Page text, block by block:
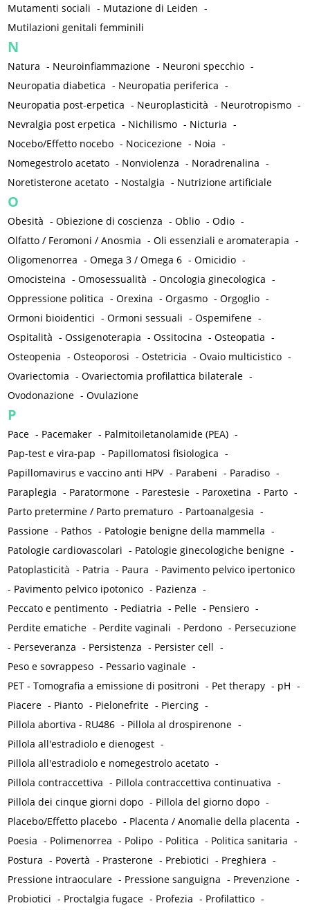
Mutamenti sociali - Mutazione di Leiden -
Mutilazioni genitali femminili
N
Natura - Neuroinfiammazione - Neuroni specchio -
Neuropatia diabetica - Neuropatia periferica -
Neuropatia post-erpetica - Neuroplasticità - Neurotropismo -
Nevralgia post erpetica - Nichilismo - Nicturia -
Nocebo/Effetto nocebo - Nocicezione - Noia -
Nomegestrolo acetato - Nonviolenza - Noradrenalina -
Noretisterone acetato - Nostalgia - Nutrizione artificiale
O
Obesità -Obiezione di coscienza -Oblio -Odio -
Olfatto / Feromoni / Anosmia -Oli essenziali e aromaterapia -
Oligomenorrea -Omega 3 / Omega 6 -Omicidio -
Omocisteina -Omosessualità -Oncologia ginecologica -
Oppressione politica -Orexina -Orgasmo -Orgoglio -
Ormoni bioidentici -Ormoni sessuali -Ospemifene -
Ospitalità -Ossigenoterapia -Ossitocina -Osteopatia -
Osteopenia -Osteoporosi -Ostetricia -Ovaio multicistico -
Ovariectomia -Ovariectomia profilattica bilaterale -
Ovodonazione -Ovulazione
P
Pace - Pacemaker - Palmitoiletanolamide (PEA) -
Pap-test e vira-pap - Papillomatosi fisiologica -
Papillomavirus e vaccino anti HPV - Parabeni - Paradiso -
Paraplegia - Paratormone - Parestesie - Paroxetina - Parto -
Parto pretermine / Parto prematuro - Partoanalgesia -
Passione - Pathos - Patologie benigne della mammella -
Patologie cardiovascolari - Patologie ginecologiche benigne -
Patoplasticità - Patria - Paura - Pavimento pelvico ipertonico
- Pavimento pelvico ipotonico - Pazienza -
Peccato e pentimento - Pediatria - Pelle - Pensiero -
Perdite ematiche - Perdite vaginali - Perdono - Persecuzione
- Perseveranza - Persistenza - Persister cell -
Peso e sovrappeso - Pessario vaginale -
PET - Tomografia a emissione di positroni - Pet therapy - pH -
Piacere - Pianto - Pielonefrite - Piercing -
Pillola abortiva - RU486 - Pillola al drospirenone -
Pillola all'estradiolo e dienogest -
Pillola all'estradiolo e nomegestrolo acetato -
Pillola contraccettiva - Pillola contraccettiva continuativa -
Pillola dei cinque giorni dopo - Pillola del giorno dopo -
Placebo/Effetto placebo - Placenta / Anomalie della placenta -
Poesia - Polimenorrea - Polipo - Politica - Politica sanitaria -
Postura - Povertà - Prasterone - Prebiotici - Preghiera -
Pressione intraoculare - Pressione sanguigna - Prevenzione -
Probiotici - Proctalgia fugace - Profezia - Profilattico -